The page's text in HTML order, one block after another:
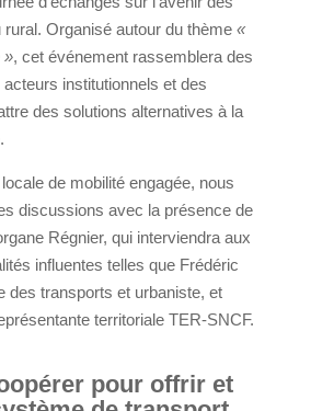
rural. Organisé autour du thème «
», cet événement rassemblera des
institutionnels et des
des solutions alternatives à la
de mobilité engagée, nous
discussions avec la présence de
Régnier, qui interviendra aux
influentes telles que Frédéric
des transports et urbaniste, et
territoriale TER-SNCF.
pour offrir et